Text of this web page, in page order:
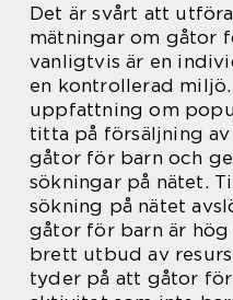
Det är svårt att
mätningar om gåtor
vanligtvis är en
en kontrollerad miljö.
uppfattning om
titta på försäljning
gåtor för barn och
sökningar på nätet.
sökning på nätet
gåtor för barn är
brett utbud av
tyder på att gåtor